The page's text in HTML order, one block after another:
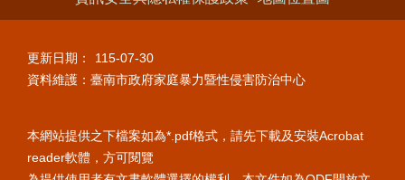
更新日期：
115-07-30
資料維護：臺南市政府家庭暴力暨性侵害防治中心
本網站提供之下檔案如為*.pdf格式，請先下載及安裝Acrobat
reader軟體，方可閱覽